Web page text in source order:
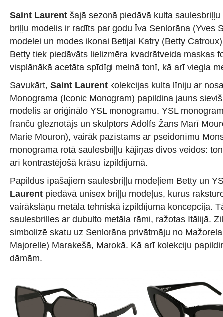
Saint Laurent šajā sezonā piedāvā kulta
briļļu modelis ir radīts par godu Īva Senlorāna (Yves
modelei un modes ikonai Betijai Katry (Betty
Betty tiek piedāvāts lielizmēra kvadrātveida maskas
visplānākā acetāta spīdīgi melnā tonī, kā arī viegla
Savukārt, Saint Laurent kolekcijas kulta līniju ar
Monograma (Iconic Monogram) papildina jauns
modelis ar oriģinālo YSL monogramu. YSL
franču gleznotājs un skulptors Ādolfs Žans Marī
Marie Mouron), vairāk pazīstams ar pseidonīmu
monograma rotā saulesbriļļu kājiņas divos veidos:
arī kontrastējošā krāsu izpildījumā.
Papildus īpašajiem saulesbriļļu modeļiem Betty un
Laurent piedāvā unisex briļļu modeļus, kurus
vairākslāņu metāla tehniskā izpildījuma koncepcija.
saulesbrilles ar dubulto metāla rāmi, ražotas Itālijā.
simbolizē skatu uz Senlorāna privātmāju no
Majorelle) Marakešā, Marokā. Kā arī kolekciju
dāmām.